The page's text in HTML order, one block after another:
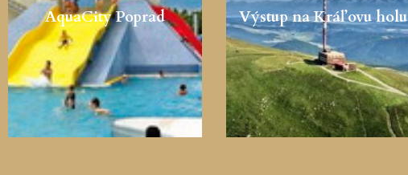
AquaCity Poprad Výstup na Kráľovu holu